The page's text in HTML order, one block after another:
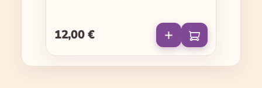
Regulärer Preis:
12,00 €